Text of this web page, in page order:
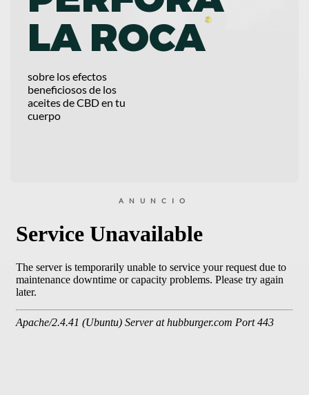
LA ROCA
sobre los efectos
beneficiosos de los
aceites de CBD en tu
cuerpo
ANUNCIO